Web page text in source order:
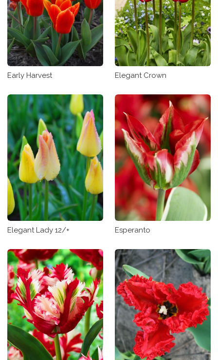
Early Harvest Elegant Crown
Elegant Lady 12/+ Esperanto